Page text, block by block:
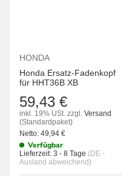
HONDA
Honda Ersatz-Fadenkopf
für HHT36B XB
59,43 €
inkl. 19% USt. zzgl. Versand
(Standardpaket)
Netto: 49,94 €
Verfügbar
Lieferzeit: 3 - 8 Tage (DE -
Ausland abweichend)